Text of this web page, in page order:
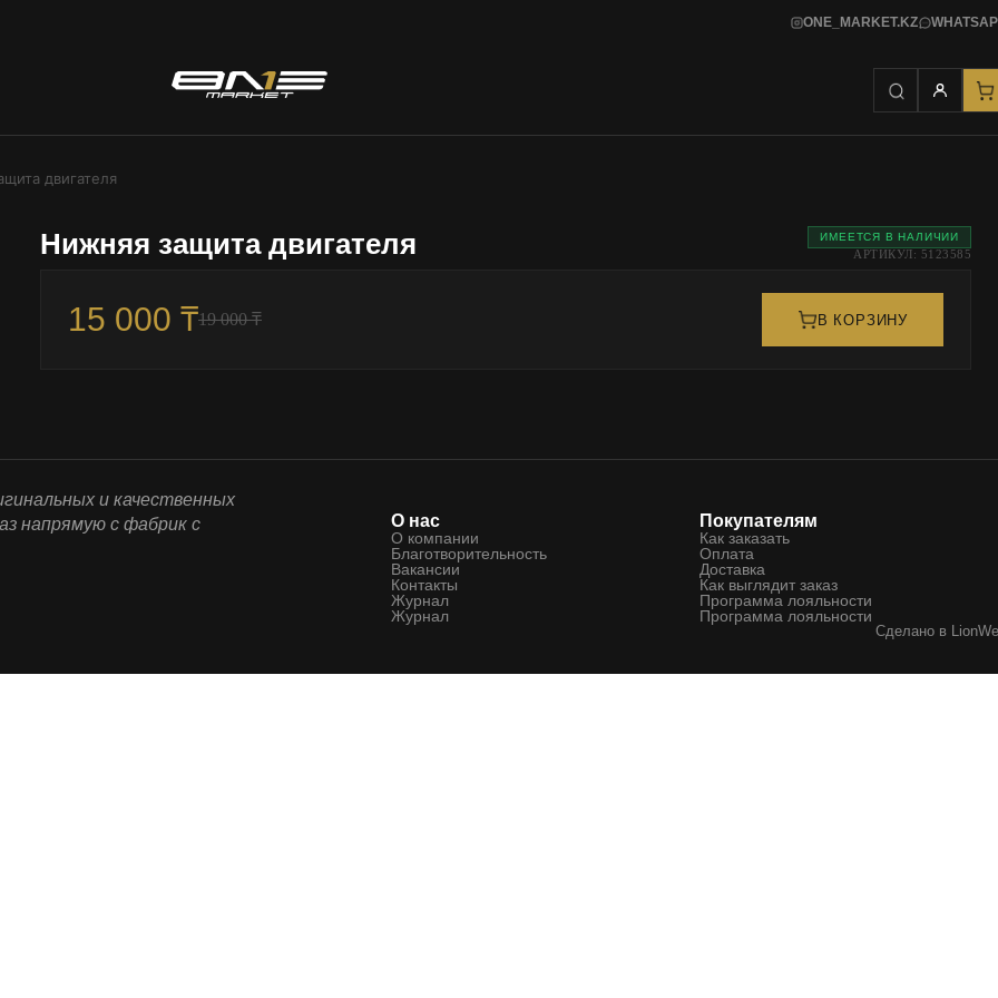
ONE_MARKET.KZ
двигателя
Нижняя защита двигателя ИМЕЕТСЯ В НАЛИЧИИ
АРТИКУЛ: 5123585
15 000 ₸19 000 ₸ В КОРЗИНУ
и качественных
напрямую с фабрик с
О нас
О компании
Благотворительность
Вакансии
Контакты
Журнал
Журнал
Покупателям
Как заказать
Оплата
Доставка
Как выглядит заказ
Программа лояльности
Программа лояльности
Сделано в